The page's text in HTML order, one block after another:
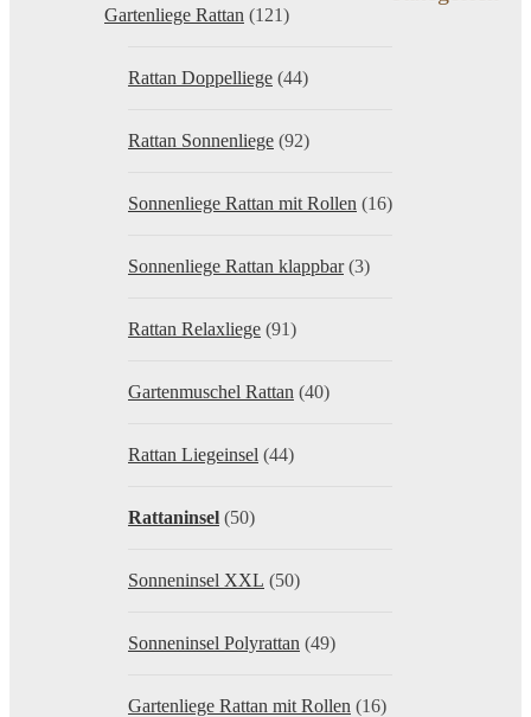
Gartenliege Rattan (121)
Rattan Doppelliege (44)
Rattan Sonnenliege (92)
Sonnenliege Rattan mit Rollen (16)
Sonnenliege Rattan klappbar (3)
Rattan Relaxliege (91)
Gartenmuschel Rattan (40)
Rattan Liegeinsel (44)
Rattaninsel (50)
Sonneninsel XXL (50)
Sonneninsel Polyrattan (49)
Gartenliege Rattan mit Rollen (16)